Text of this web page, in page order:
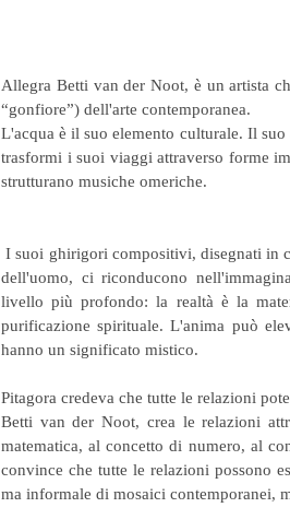
Allegra Betti van der Noot, è un artista
“gonfiore”) dell'arte contemporanea.
L'acqua è il suo elemento culturale. Il
trasformi i suoi viaggi attraverso forme
strutturano musiche omeriche.
I suoi ghirigori compositivi, disegnati in cerchi o in altre figure goemetriche che hanno fatto la storia
dell'uomo, ci riconducono
livello più profondo: la realtà è la
purificazione spirituale. L'anima può
hanno un significato mistico.
Pitagora credeva che tutte le relazioni
Betti van der Noot, crea le relazioni
matematica, al concetto di numero, al
convince che tutte le relazioni possono
ma informale di mosaici contemporanei,